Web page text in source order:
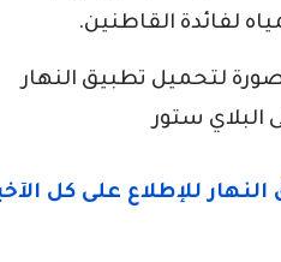
لفائدة القاطنين.
لتحميل تطبيق النهار
البلاي ستور